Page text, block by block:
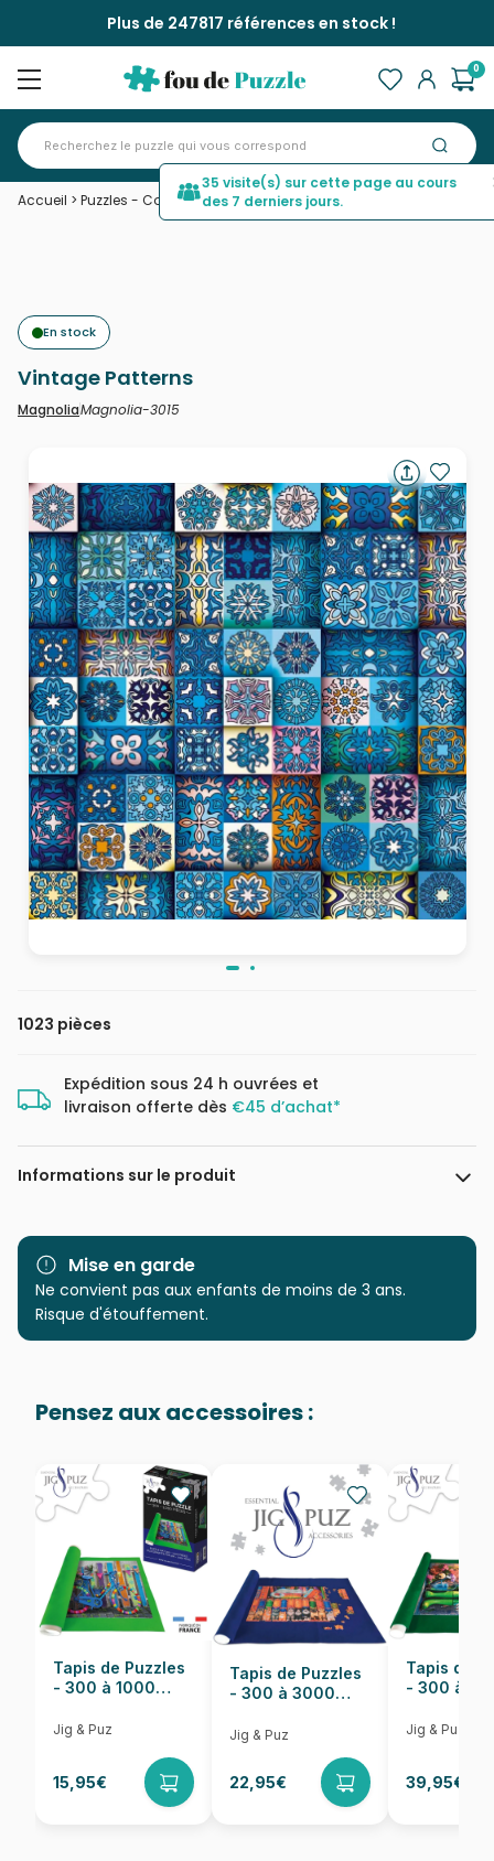
Plus de 247817 références en stock !
0
Accueil > Puzzles - Collages>Vintage Patterns
En stock
Vintage Patterns
MagnoliaMagnolia-3015
1023 pièces
Expédition sous 24 h ouvrées et
livraison offerte dès €45 d’achat*
Informations sur le produit
Marque Magnolia
Catégorie Puzzles - Collages
Age
Puzzle pour Adultes (500 à
Provenance Puzzles fabriqués en France
EAN 8699375067040
Nombre de pièces 1023 pièces
Dimensions 60 x 60 cm
Mise en garde
Ne convient pas aux enfants de moins de 3 ans.
Risque d'étouffement.
Pensez aux accessoires :
Tapis de Puzzles
- 300 à 1000
Jig & Puz
15,95€
Tapis de Puzzles
- 300 à 3000
Jig & Puz
22,95€
Tapis de
- 300 à
Jig & Puz
39,95€
35 visite(s) sur cette page au cours
des 7 derniers jours.